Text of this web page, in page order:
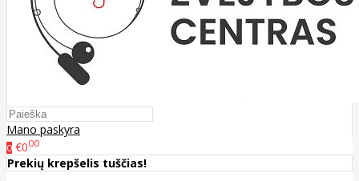
Mano paskyra
0 €000
Prekių krepšelis tuščias!